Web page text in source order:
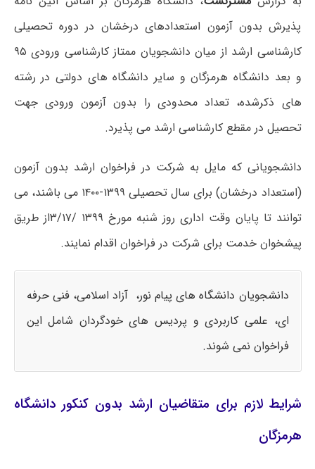
پذیرش بدون آزمون استعدادهای درخشان در دوره تحصیلی
کارشناسی ارشد از میان دانشجویان ممتاز کارشناسی ورودی ۹۵
و بعد دانشگاه هرمزگان و سایر دانشگاه های دولتی در رشته
های ذکرشده، تعداد محدودی را بدون آزمون ورودی جهت
تحصیل در مقطع کارشناسی ارشد می پذیرد.
دانشجویانی که مایل به شرکت در فراخوان ارشد بدون آزمون
(استعداد درخشان) برای سال تحصیلی ۱۳۹۹-۱۴۰۰ می باشند، می
توانند تا پایان وقت اداری روز شنبه مورخ ۱۳۹۹ /۳/۱۷از طریق
پیشخوان خدمت برای شرکت در فراخوان اقدام نمایند.
دانشجویان دانشگاه های پیام نور، آزاد اسلامی، فنی حرفه
ای، علمی کاربردی و پردیس های خودگردان شامل این
فراخوان نمی شوند.
شرایط لازم برای متقاضیان ارشد بدون کنکور دانشگاه
هرمزگان